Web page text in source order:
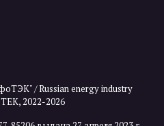
/ Russian energy industry
2022-2026